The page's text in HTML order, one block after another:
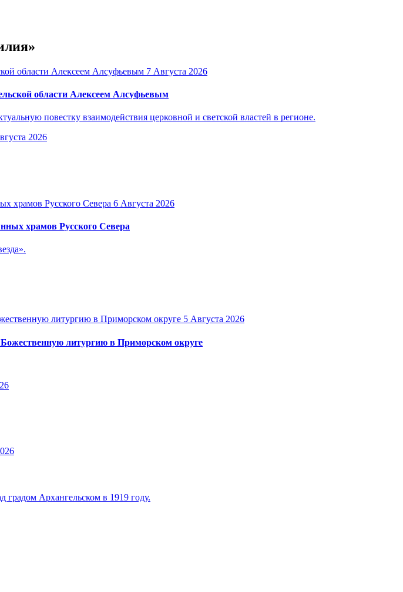
7 Августа 2026
области Алексеем Алсуфьевым
повестку взаимодействия церковной и светской властей в регионе.
2026
6 Августа 2026
храмов Русского Севера
5 Августа 2026
литургию в Приморском округе
Архангельском в 1919 году.